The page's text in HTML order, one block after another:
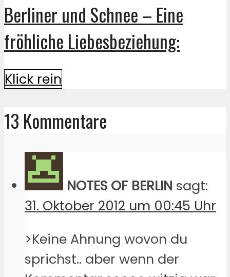
Berliner und Schnee – Eine
fröhliche Liebesbeziehung:
Klick rein
13 Kommentare
NOTES OF BERLIN sagt:
31. Oktober 2012 um 00:45 Uhr
>Keine Ahnung wovon du
sprichst.. aber wenn der